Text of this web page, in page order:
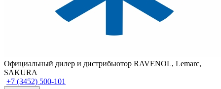
Официальный дилер и дистрибьютор RAVENOL, Lemarc,
SAKURA
+7 (3452) 500-101